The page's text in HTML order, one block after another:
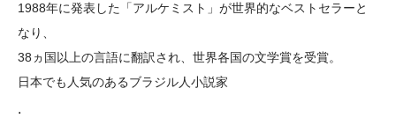
1988年に発表した「アルケミスト」が世界的なベストセラーと
なり、
38ヵ国以上の言語に翻訳され、世界各国の文学賞を受賞。
日本でも人気のあるブラジル人小説家
.